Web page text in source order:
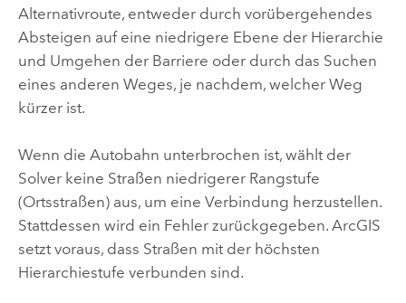
Alternativroute, entweder durch vorübergehendes
Absteigen auf eine niedrigere Ebene der Hierarchie
und Umgehen der Barriere oder durch das Suchen
eines anderen Weges, je nachdem, welcher Weg
kürzer ist.
Wenn die Autobahn unterbrochen ist, wählt der
Solver keine Straßen niedrigerer Rangstufe
(Ortsstraßen) aus, um eine Verbindung herzustellen.
Stattdessen wird ein Fehler zurückgegeben. ArcGIS
setzt voraus, dass Straßen mit der höchsten
Hierarchiestufe verbunden sind.